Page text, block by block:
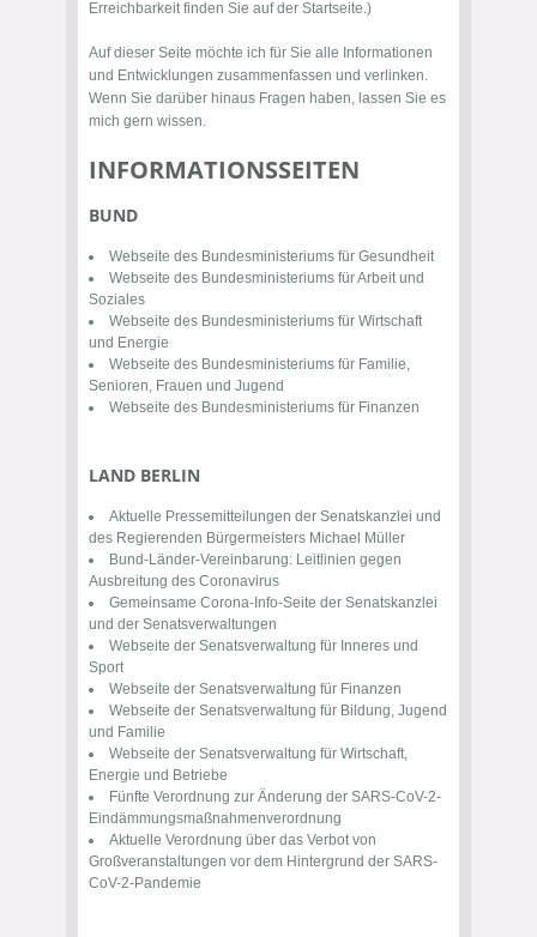
Erreichbarkeit finden Sie auf der Startseite.)
Auf dieser Seite möchte ich für Sie alle Informationen
und Entwicklungen zusammenfassen und verlinken.
Wenn Sie darüber hinaus Fragen haben, lassen Sie es
mich gern wissen.
INFORMATIONSSEITEN
BUND
Webseite des Bundesministeriums für Gesundheit
Webseite des Bundesministeriums für Arbeit und
Soziales
Webseite des Bundesministeriums für Wirtschaft
und Energie
Webseite des Bundesministeriums für Familie,
Senioren, Frauen und Jugend
Webseite des Bundesministeriums für Finanzen
LAND BERLIN
Aktuelle Pressemitteilungen der Senatskanzlei und
des Regierenden Bürgermeisters Michael Müller
Bund-Länder-Vereinbarung: Leitlinien gegen
Ausbreitung des Coronavirus
Gemeinsame Corona-Info-Seite der Senatskanzlei
und der Senatsverwaltungen
Webseite der Senatsverwaltung für Inneres und
Sport
Webseite der Senatsverwaltung für Finanzen
Webseite der Senatsverwaltung für Bildung, Jugend
und Familie
Webseite der Senatsverwaltung für Wirtschaft,
Energie und Betriebe
Fünfte Verordnung zur Änderung der SARS-CoV-2-
Eindämmungsmaßnahmenverordnung
Aktuelle Verordnung über das Verbot von
Großveranstaltungen vor dem Hintergrund der SARS-
CoV-2-Pandemie